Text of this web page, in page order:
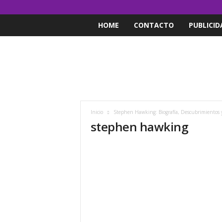
HOME CONTACTO
Inicio Stephen Hawking: Biografía, Descubrimientos
stephen hawking